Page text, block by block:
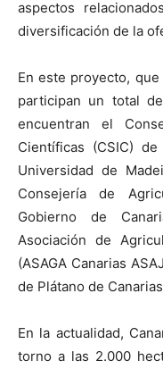
aspectos
diversificación de la
En este proyecto,
participan un total
encuentran el
Científicas (CSIC)
Universidad de
Consejería de
Gobierno de
Asociación de
(ASAGA Canarias
de Plátano de
En la actualidad,
torno a las 2.000